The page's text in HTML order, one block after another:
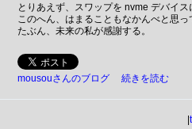
とりあえず、スワップを nvme デバイ
このへん、はまることもなかんべと思
たぶん、未来の私が感謝する。
mousouさんのブログ 続きを読む
|